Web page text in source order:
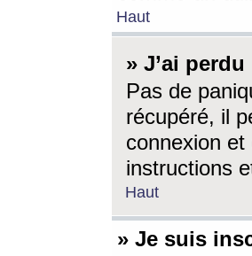
Haut
» J’ai
Pas de
récupéré, il
connexion et
instructions
Haut
» Je suis